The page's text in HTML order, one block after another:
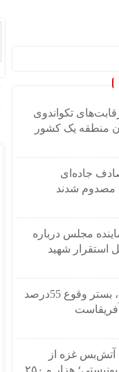
تکواندوی
منطقه یک کشور
جاده‌ای
مصدوم شدند
مجلس درباره
استقرار شهید
هوش مصنوعی، بستر وقوع 55درصد
روزه آتش‌بس غزه از
طرف رژیم صهیونیستی؛ هزار و ۲۵۰